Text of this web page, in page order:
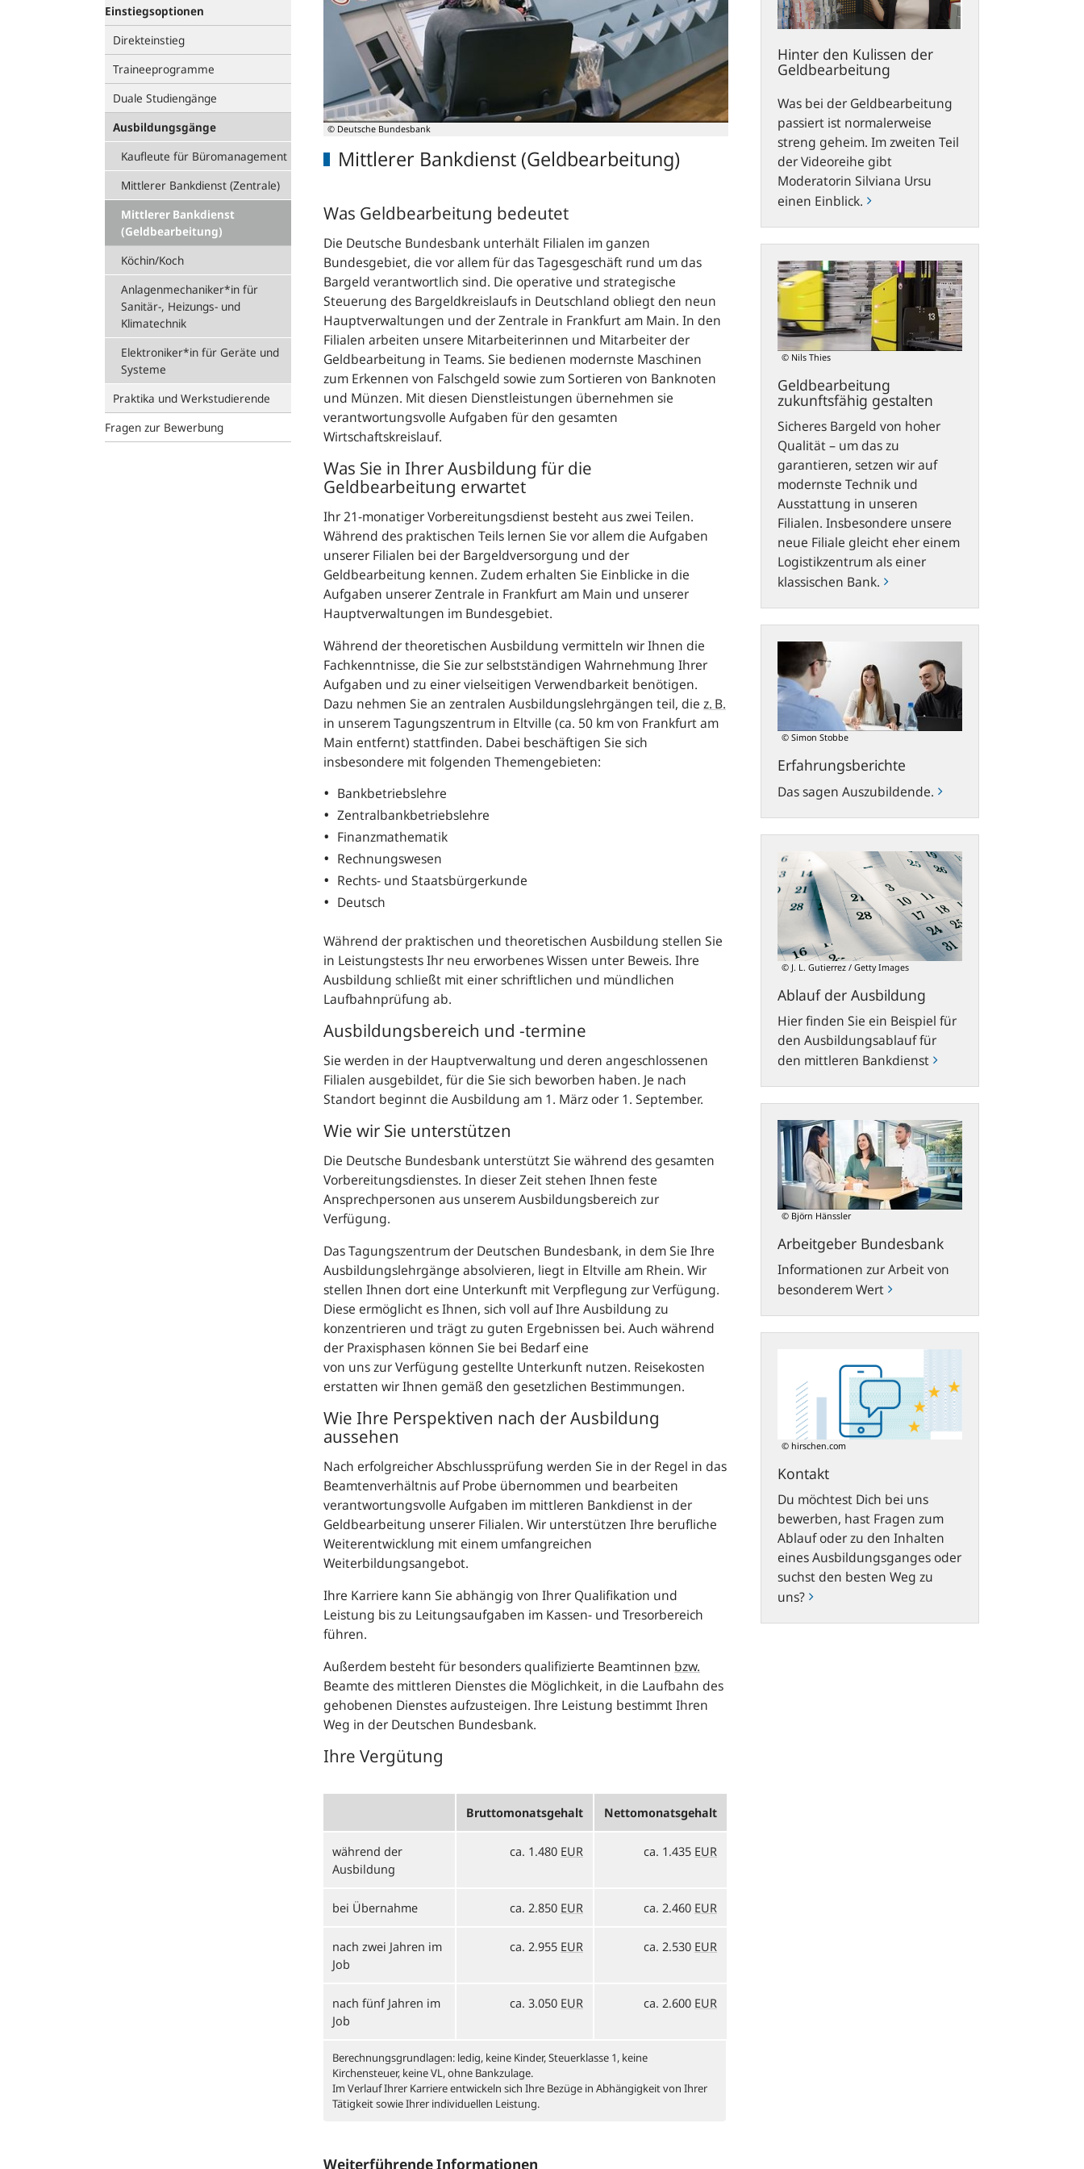
Einstiegsoptionen
Direkteinstieg
Traineeprogramme
Duale Studiengänge
Ausbildungsgänge
Kaufleute für Büromanagement
Mittlerer Bankdienst (Zentrale)
Mittlerer Bankdienst
(Geldbearbeitung)
Köchin/Koch
Anlagenmechaniker*in für
Sanitär-, Heizungs- und
Klimatechnik
Elektroniker*in für Geräte und
Systeme
Praktika und Werkstudierende
Fragen zur Bewerbung
© Deutsche Bundesbank
Mittlerer Bankdienst (Geldbearbeitung)
Was Geldbearbeitung bedeutet
Die Deutsche Bundesbank unterhält Filialen im ganzen
Bundesgebiet, die vor allem für das Tagesgeschäft rund um das
Bargeld verantwortlich sind. Die operative und strategische
Steuerung des Bargeldkreislaufs in Deutschland obliegt den neun
Hauptverwaltungen und der Zentrale in Frankfurt am Main. In den
Filialen arbeiten unsere Mitarbeiterinnen und Mitarbeiter der
Geldbearbeitung in Teams. Sie bedienen modernste Maschinen
zum Erkennen von Falschgeld sowie zum Sortieren von Banknoten
und Münzen. Mit diesen Dienstleistungen übernehmen sie
verantwortungsvolle Aufgaben für den gesamten
Wirtschaftskreislauf.
Was Sie in Ihrer Ausbildung für die
Geldbearbeitung erwartet
Ihr 21-monatiger Vorbereitungsdienst besteht aus zwei Teilen.
Während des praktischen Teils lernen Sie vor allem die Aufgaben
unserer Filialen bei der Bargeldversorgung und der
Geldbearbeitung kennen. Zudem erhalten Sie Einblicke in die
Aufgaben unserer Zentrale in Frankfurt am Main und unserer
Hauptverwaltungen im Bundesgebiet.
Während der theoretischen Ausbildung vermitteln wir Ihnen die
Fachkenntnisse, die Sie zur selbstständigen Wahrnehmung Ihrer
Aufgaben und zu einer vielseitigen Verwendbarkeit benötigen.
Dazu nehmen Sie an zentralen Ausbildungslehrgängen teil, die z. B.
in unserem Tagungszentrum in Eltville (ca. 50 km von Frankfurt am
Main entfernt) stattfinden. Dabei beschäftigen Sie sich
insbesondere mit folgenden Themengebieten:
Bankbetriebslehre
Zentralbankbetriebslehre
Finanzmathematik
Rechnungswesen
Rechts- und Staatsbürgerkunde
Deutsch
Während der praktischen und theoretischen Ausbildung stellen Sie
in Leistungstests Ihr neu erworbenes Wissen unter Beweis. Ihre
Ausbildung schließt mit einer schriftlichen und mündlichen
Laufbahnprüfung ab.
Ausbildungsbereich und -termine
Sie werden in der Hauptverwaltung und deren angeschlossenen
Filialen ausgebildet, für die Sie sich beworben haben. Je nach
Standort beginnt die Ausbildung am 1. März oder 1. September.
Wie wir Sie unterstützen
Die Deutsche Bundesbank unterstützt Sie während des gesamten
Vorbereitungsdienstes. In dieser Zeit stehen Ihnen feste
Ansprechpersonen aus unserem Ausbildungsbereich zur
Verfügung.
Das Tagungszentrum der Deutschen Bundesbank, in dem Sie Ihre
Ausbildungslehrgänge absolvieren, liegt in Eltville am Rhein. Wir
stellen Ihnen dort eine Unterkunft mit Verpflegung zur Verfügung.
Diese ermöglicht es Ihnen, sich voll auf Ihre Ausbildung zu
konzentrieren und trägt zu guten Ergebnissen bei. Auch während
der Praxisphasen können Sie bei Bedarf eine
von uns zur Verfügung gestellte Unterkunft nutzen. Reisekosten
erstatten wir Ihnen gemäß den gesetzlichen Bestimmungen.
Wie Ihre Perspektiven nach der Ausbildung
aussehen
Nach erfolgreicher Abschlussprüfung werden Sie in der Regel in das
Beamtenverhältnis auf Probe übernommen und bearbeiten
verantwortungsvolle Aufgaben im mittleren Bankdienst in der
Geldbearbeitung unserer Filialen. Wir unterstützen Ihre berufliche
Weiterentwicklung mit einem umfangreichen
Weiterbildungsangebot.
Ihre Karriere kann Sie abhängig von Ihrer Qualifikation und
Leistung bis zu Leitungsaufgaben im Kassen- und Tresorbereich
führen.
Außerdem besteht für besonders qualifizierte Beamtinnen bzw.
Beamte des mittleren Dienstes die Möglichkeit, in die Laufbahn des
gehobenen Dienstes aufzusteigen. Ihre Leistung bestimmt Ihren
Weg in der Deutschen Bundesbank.
Ihre Vergütung
Bruttomonatsgehalt Nettomonatsgehalt
während der
Ausbildung
ca. 1.480 EUR ca. 1.435 EUR
bei Übernahme ca. 2.850 EUR ca. 2.460 EUR
nach zwei Jahren im
Job
ca. 2.955 EUR ca. 2.530 EUR
nach fünf Jahren im
Job
ca. 3.050 EUR ca. 2.600 EUR
Berechnungsgrundlagen: ledig, keine Kinder, Steuerklasse 1, keine
Kirchensteuer, keine VL, ohne Bankzulage.
Im Verlauf Ihrer Karriere entwickeln sich Ihre Bezüge in Abhängigkeit von Ihrer
Tätigkeit sowie Ihrer individuellen Leistung.
Weiterführende Informationen
Hinter den Kulissen der
Geldbearbeitung
Was bei der Geldbearbeitung
passiert ist normalerweise
streng geheim. Im zweiten Teil
der Videoreihe gibt
Moderatorin Silviana Ursu
einen Einblick.
© Nils Thies
Geldbearbeitung
zukunftsfähig gestalten
Sicheres Bargeld von hoher
Qualität – um das zu
garantieren, setzen wir auf
modernste Technik und
Ausstattung in unseren
Filialen. Insbesondere unsere
neue Filiale gleicht eher einem
Logistikzentrum als einer
klassischen Bank.
zukunftsfähig
gestalten
© Simon Stobbe
Erfahrungsberichte
Das sagen Auszubildende.
© J. L. Gutierrez / Getty Images
Ablauf der Ausbildung
Hier finden Sie ein Beispiel für
den Ausbildungsablauf für
den mittleren Bankdienst
Ausbildung
© Björn Hänssler
Arbeitgeber Bundesbank
Informationen zur Arbeit von
besonderem Wert
Bundesbank
© hirschen.com
Kontakt
Du möchtest Dich bei uns
bewerben, hast Fragen zum
Ablauf oder zu den Inhalten
eines Ausbildungsganges oder
suchst den besten Weg zu
uns?